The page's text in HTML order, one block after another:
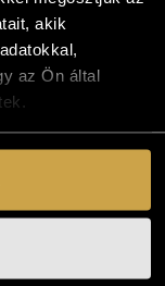
akik
az Ön által